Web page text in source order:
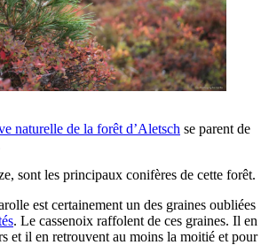
naturelle de la forêt d’Aletsch se parent de
sont les principaux conifères de cette forêt.
est certainement un des graines oubliées
. Le cassenoix raffolent de ces graines. Il en
et il en retrouvent au moins la moitié et pour